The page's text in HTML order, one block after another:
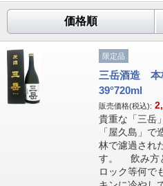
価格順
限定品
三岳酒造
39°720ml
販売価格(税込):
貴重な「三岳
「屋久島」
林で濾過され
す。 飲み方
ロック等何で